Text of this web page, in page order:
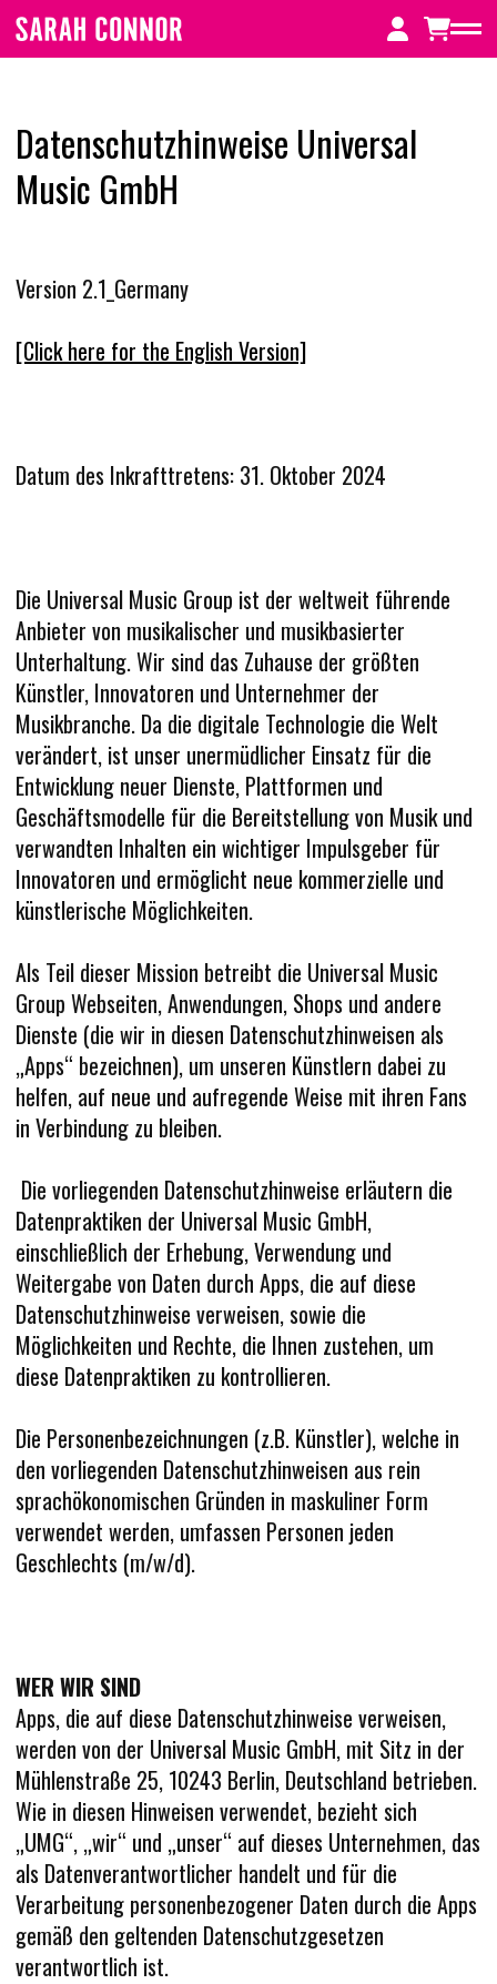
Zum
Inhalt
springen
Home
FREIGEISTIN (SPECIAL DELUXE
TOUR
KONTAKT
Datenschutzhinweise Universal
Music GmbH
Version 2.1_Germany
[Click here for the English Version]
Datum des Inkrafttretens: 31. Oktober 2024
Die Universal Music Group ist der weltweit führende
Anbieter von musikalischer und musikbasierter
Unterhaltung. Wir sind das Zuhause der größten
Künstler, Innovatoren und Unternehmer der
Musikbranche. Da die digitale Technologie die Welt
verändert, ist unser unermüdlicher Einsatz für die
Entwicklung neuer Dienste, Plattformen und
Geschäftsmodelle für die Bereitstellung von Musik und
verwandten Inhalten ein wichtiger Impulsgeber für
Innovatoren und ermöglicht neue kommerzielle und
künstlerische Möglichkeiten.
Als Teil dieser Mission betreibt die Universal Music
Group Webseiten, Anwendungen, Shops und andere
Dienste (die wir in diesen Datenschutzhinweisen als
„Apps“ bezeichnen), um unseren Künstlern dabei zu
helfen, auf neue und aufregende Weise mit ihren Fans
in Verbindung zu bleiben.
Die vorliegenden Datenschutzhinweise erläutern die
Datenpraktiken der Universal Music GmbH,
einschließlich der Erhebung, Verwendung und
Weitergabe von Daten durch Apps, die auf diese
Datenschutzhinweise verweisen, sowie die
Möglichkeiten und Rechte, die Ihnen zustehen, um
diese Datenpraktiken zu kontrollieren.
Die Personenbezeichnungen (z.B. Künstler), welche in
den vorliegenden Datenschutzhinweisen aus rein
sprachökonomischen Gründen in maskuliner Form
verwendet werden, umfassen Personen jeden
Geschlechts (m/w/d).
WER WIR SIND
Apps, die auf diese Datenschutzhinweise verweisen,
werden von der Universal Music GmbH, mit Sitz in der
Mühlenstraße 25, 10243 Berlin, Deutschland betrieben.
Wie in diesen Hinweisen verwendet, bezieht sich
„UMG“, „wir“ und „unser“ auf dieses Unternehmen, das
als Datenverantwortlicher handelt und für die
Verarbeitung personenbezogener Daten durch die Apps
gemäß den geltenden Datenschutzgesetzen
verantwortlich ist.